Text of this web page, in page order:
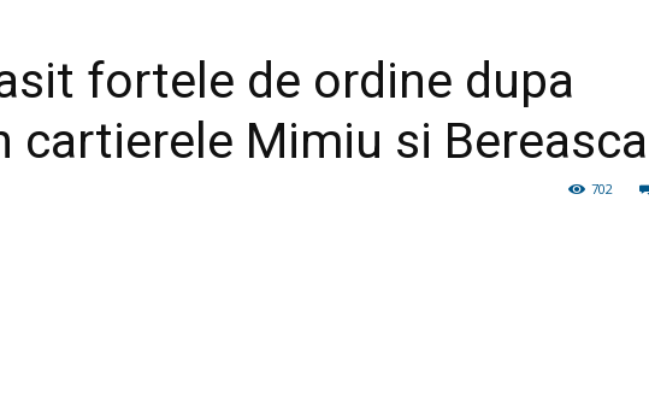
fortele de ordine dupa
cartierele Mimiu si Bereasca
702